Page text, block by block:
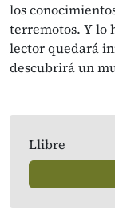
los
terremotos. Y lo
lector quedará
descubrirá un
Llibre